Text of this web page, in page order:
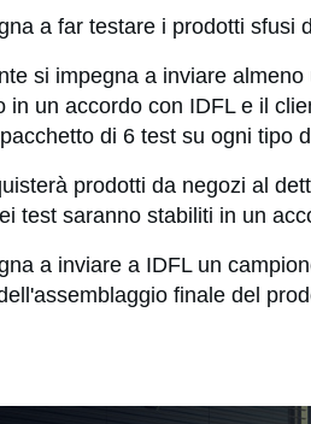
a far testare i prodotti sfusi
si impegna a inviare
in un accordo con IDFL e il
di 6 test su ogni tipo
prodotti da negozi al
test saranno stabiliti in un
a inviare a IDFL un
finale del